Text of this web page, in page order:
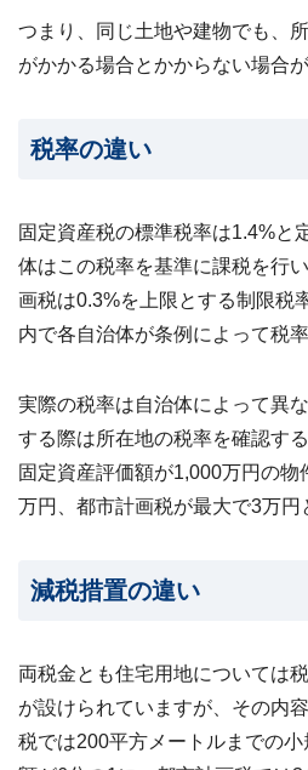
つまり、同じ土地や建物でも、
がかかる場合とかからない場合
税率の違い
固定資産税の標準税率は1.4%と
体はこの税率を基準に課税を行
画税は0.3%を上限とする制限税
内で各自治体が条例によって税
実際の税率は自治体によって異
する際は所在地の税率を確認す
固定資産評価額が1,000万円の
万円、都市計画税が最大で3万円
減税措置の違い
両税金とも住宅用地については
が設けられていますが、その内
税では200平方メートルまでの小